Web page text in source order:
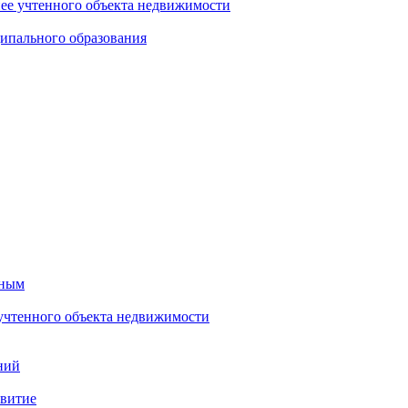
учтенного объекта недвижимости
образования
объекта недвижимости